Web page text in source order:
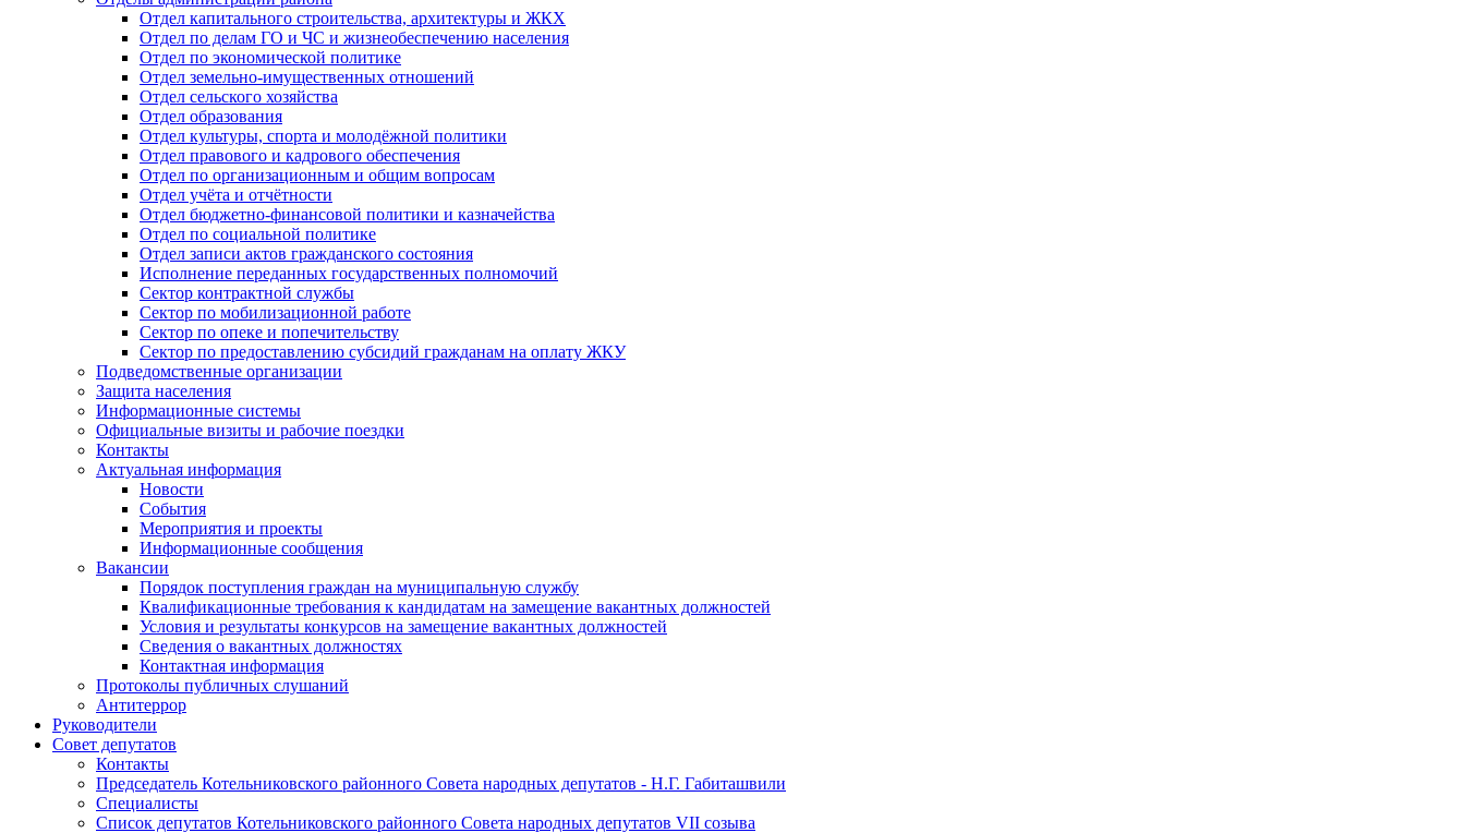
Отдел капитального строительства, архитектуры и ЖКХ
Отдел по делам ГО и ЧС и жизнеобеспечению населения
Отдел по экономической политике
Отдел земельно-имущественных отношений
Отдел сельского хозяйства
Отдел образования
Отдел культуры, спорта и молодёжной политики
Отдел правового и кадрового обеспечения
Отдел по организационным и общим вопросам
Отдел учёта и отчётности
Отдел бюджетно-финансовой политики и казначейства
Отдел по социальной политике
Отдел записи актов гражданского состояния
Исполнение переданных государственных полномочий
Сектор контрактной службы
Сектор по мобилизационной работе
Сектор по опеке и попечительству
Сектор по предоставлению субсидий гражданам на оплату ЖКУ
Подведомственные организации
Защита населения
Информационные системы
Официальные визиты и рабочие поездки
Контакты
Актуальная информация
Новости
События
Мероприятия и проекты
Информационные сообщения
Вакансии
Порядок поступления граждан на муниципальную службу
Квалификационные требования к кандидатам на замещение вакантных должностей
Условия и результаты конкурсов на замещение вакантных должностей
Сведения о вакантных должностях
Контактная информация
Протоколы публичных слушаний
Антитеррор
Руководители
Совет депутатов
Контакты
Председатель Котельниковского районного Совета народных депутатов - Н.Г. Габиташвили
Специалисты
Список депутатов Котельниковского районного Совета народных депутатов VII созыва